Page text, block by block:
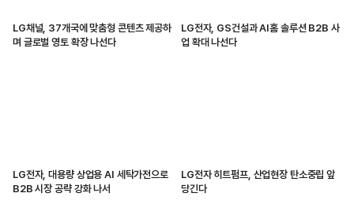
LG채널, 37개국에 맞춤형 콘텐츠 제공하
며 글로벌 영토 확장 나선다
LG전자, GS건설과 AI홈 솔루션 B2B 사
업 확대 나선다
LG전자, 대용량 상업용 AI 세탁가전으로
B2B 시장 공략 강화 나서
LG전자 히트펌프, 산업현장 탄소중립 앞
당긴다